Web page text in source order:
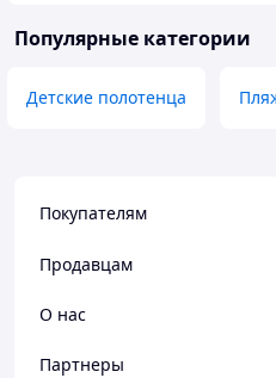
Популярные категории
Детские полотенца
Покупателям
Продавцам
О нас
Партнеры